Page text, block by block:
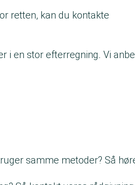
retten, kan du kontakte
i en stor efterregning. Vi
samme metoder? Så